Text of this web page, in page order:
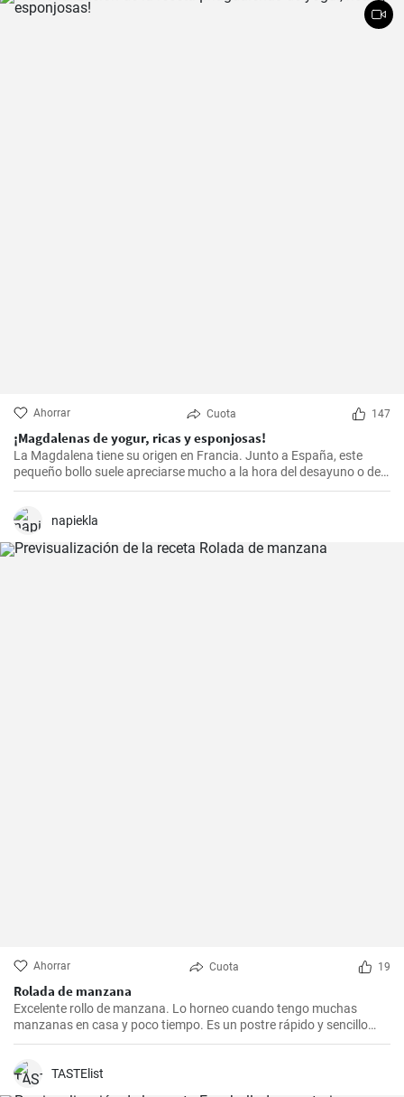
Ahorrar Cuota 147
¡Magdalenas de yogur, ricas y esponjosas!
La Magdalena tiene su origen en Francia. Junto a España, este
pequeño bollo suele apreciarse mucho a la hora del desayuno o de
la merienda. ¡Con la receta que os propongo hoy, vuestras
napiekla
Ahorrar Cuota 19
Rolada de manzana
Excelente rollo de manzana. Lo horneo cuando tengo muchas
manzanas en casa y poco tiempo. Es un postre rápido y sencillo
que siempre agrada.
TASTElist